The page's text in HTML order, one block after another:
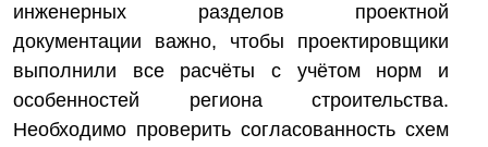
инженерных разделов проектной
документации важно, чтобы проектировщики
выполнили все расчёты с учётом норм и
особенностей региона строительства.
Необходимо проверить согласованность схем